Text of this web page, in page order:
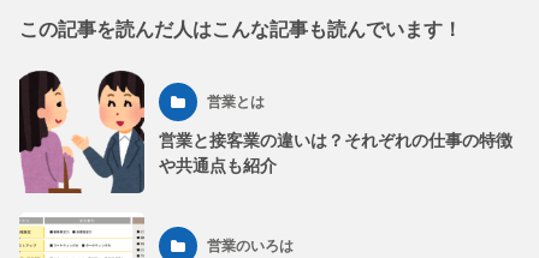
この記事を読んだ人はこんな記事も読んでいます！
営業とは
営業と接客業の違いは？それぞれの仕事の特徴
や共通点も紹介
営業のいろは